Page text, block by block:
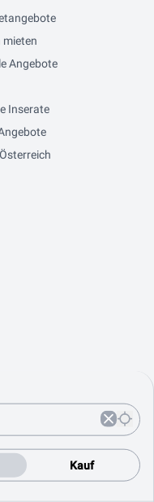
Kauf
Angebote
Inserate